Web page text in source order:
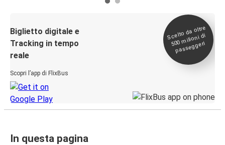
Biglietto digitale e
Tracking in tempo
reale
Scopri l’app di FlixBus
Scelto da oltre
500
milioni di
passeggeri
In questa pagina